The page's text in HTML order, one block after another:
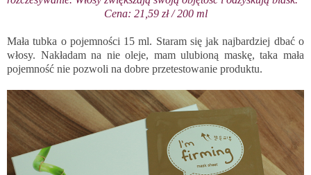
Cena: 21,59 zł / 200 ml
Mała tubka o pojemności 15 ml. Staram się jak najbardziej dbać o
włosy. Nakładam na nie oleje, mam ulubioną maskę, taka mała
pojemność nie pozwoli na dobre przetestowanie produktu.